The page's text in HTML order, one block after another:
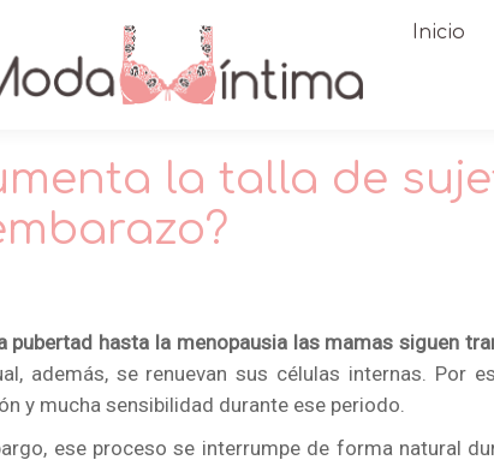
Inicio
la talla de
pubertad hasta la menopausia las mamas siguen
además, se renuevan sus células internas. Por
y mucha sensibilidad durante ese periodo.
ese proceso se interrumpe de forma natural